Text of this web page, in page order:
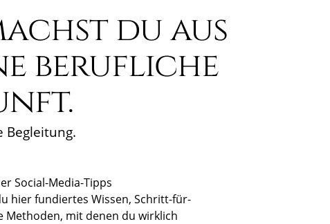
du aus
berufliche
Begleitung.
Social-Media-Tipps
hier fundiertes Wissen, Schritt-für-
mit denen du wirklich